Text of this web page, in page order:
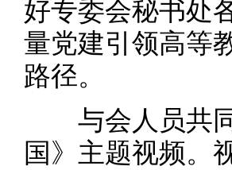
好专委会秘书处
量党建引领高等
路径。
与会人员共同
国》主题视频。